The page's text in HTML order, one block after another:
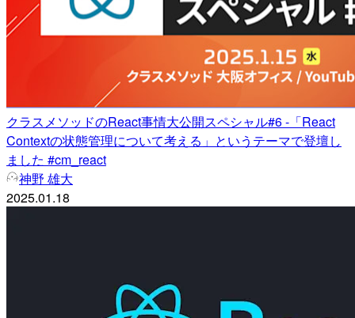
クラスメソッドのReact事情大公開スペシャル#6 -「React
Contextの状態管理について考える」というテーマで登壇し
ました #cm_react
神野 雄大
2025.01.18